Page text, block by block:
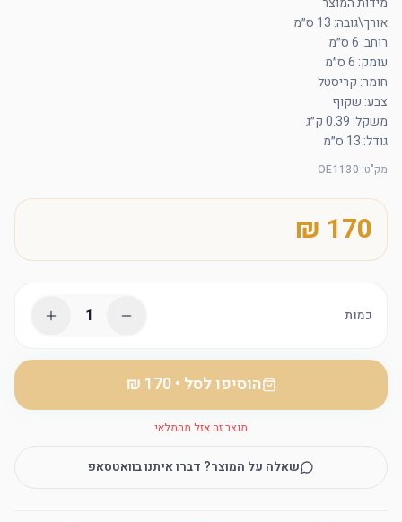
גודל: 13 ס״מ
מק"ט:
OE1130
כמות 1
הוסיפו לסל •
‏170 ₪
מוצר זה אזל מהמלאי
שאלה על המוצר? דברו איתנו בוואטסאפ